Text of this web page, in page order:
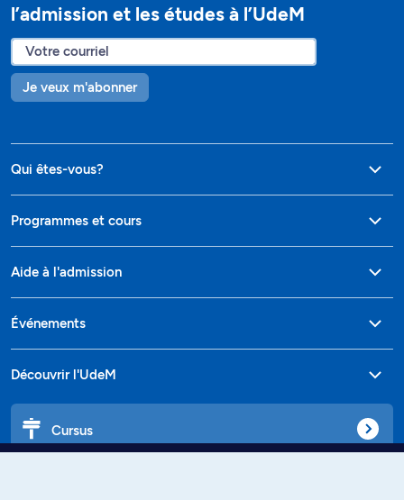
l’admission et les études à l’UdeM
Je veux m'abonner
Qui êtes-vous?
Programmes et cours
Aide à l'admission
Événements
Découvrir l'UdeM
Cursus